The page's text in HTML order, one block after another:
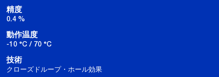
精度
0.4 %
動作温度
-10 °C / 70 °C
技術
クローズドループ・ホール効果